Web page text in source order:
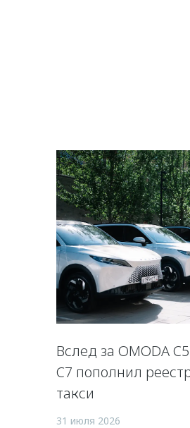
Вслед за OMODA
C7 пополнил
такси
31 июля 2026